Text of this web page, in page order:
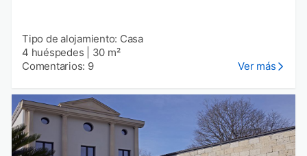
Tipo de alojamiento: Casa
4 huéspedes
30 m²
Comentarios: 9
Ver más